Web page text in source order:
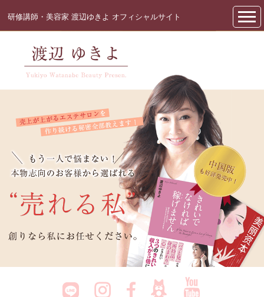
研修講師・美容家 渡辺ゆきよ オフィシャルサイト